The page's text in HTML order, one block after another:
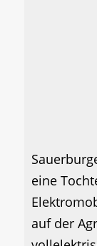
eine
auf der